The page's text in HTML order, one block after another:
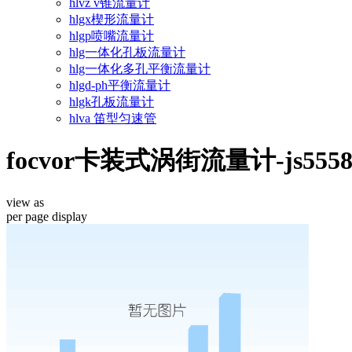
hlvz v锥流量计
hlgx楔形流量计
hlgp喷嘴流量计
hlg一体化孔板流量计
hlg一体化多孔平衡流量计
hlgd-ph平衡流量计
hlgk孔板流量计
hlva 笛型匀速管
focvor卡装式涡街流量计-
view as
per page display